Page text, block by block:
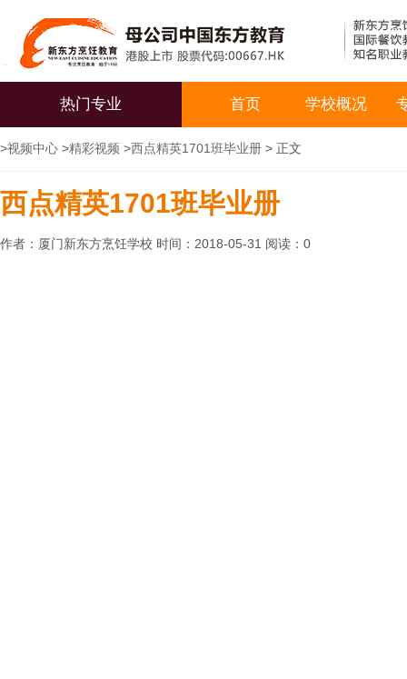
热门专业 首页 学校概况
>视频中心 >精彩视频 >西点精英1701班毕业册 > 正文
西点精英1701班毕业册
作者：厦门新东方烹饪学校 时间：2018-05-31 阅读： 0